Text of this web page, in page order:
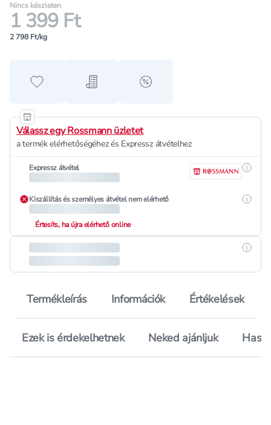
Nincs készleten
1 399 Ft
2 798 Ft/kg
Hozzáadás a kedvencekhez
Hozzáadás a bevásárló listához
alert when on sale
Válassz egy Rossmann üzletet
a termék elérhetőségéhez és Expressz átvételhez
Expressz átvétel
Kiszállítás és személyes átvétel nem elérhető
Értesíts, ha újra elérhető online
Termékleírás Információk Értékelések
Ezek is érdekelhetnek Neked ajánljuk